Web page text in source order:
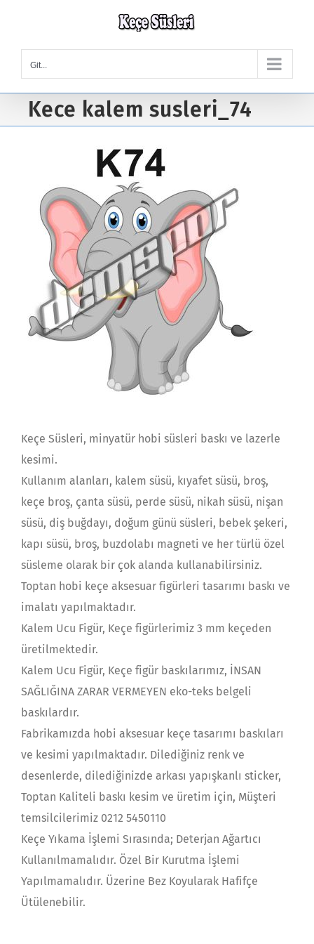
content
Git...
Kece kalem susleri_74
Keçe Süsleri, minyatür hobi süsleri baskı ve lazerle
kesimi.
Kullanım alanları, kalem süsü, kıyafet süsü, broş,
keçe broş, çanta süsü, perde süsü, nikah süsü, nişan
süsü, diş buğdayı, doğum günü süsleri, bebek şekeri,
kapı süsü, broş, buzdolabı magneti ve her türlü özel
süsleme olarak bir çok alanda kullanabilirsiniz.
Toptan hobi keçe aksesuar figürleri tasarımı baskı ve
imalatı yapılmaktadır.
Kalem Ucu Figür, Keçe figürlerimiz 3 mm keçeden
üretilmektedir.
Kalem Ucu Figür, Keçe figür baskılarımız, İNSAN
SAĞLIĞINA ZARAR VERMEYEN eko-teks belgeli
baskılardır.
Fabrikamızda hobi aksesuar keçe tasarımı baskıları
ve kesimi yapılmaktadır. Dilediğiniz renk ve
desenlerde, dilediğinizde arkası yapışkanlı sticker,
Toptan Kaliteli baskı kesim ve üretim için, Müşteri
temsilcilerimiz 0212 5450110
Keçe Yıkama İşlemi Sırasında; Deterjan Ağartıcı
Kullanılmamalıdır. Özel Bir Kurutma İşlemi
Yapılmamalıdır. Üzerine Bez Koyularak Hafifçe
Ütülenebilir.